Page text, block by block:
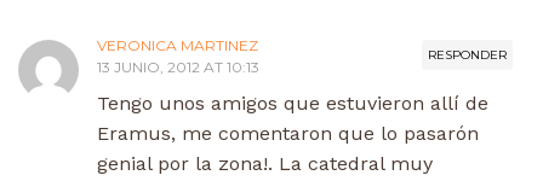
RESPONDER
VERONICA MARTINEZ
13 JUNIO, 2012 AT 10:13
Tengo unos amigos que estuvieron allí de
Eramus, me comentaron que lo pasarón
genial por la zona!. La catedral muy